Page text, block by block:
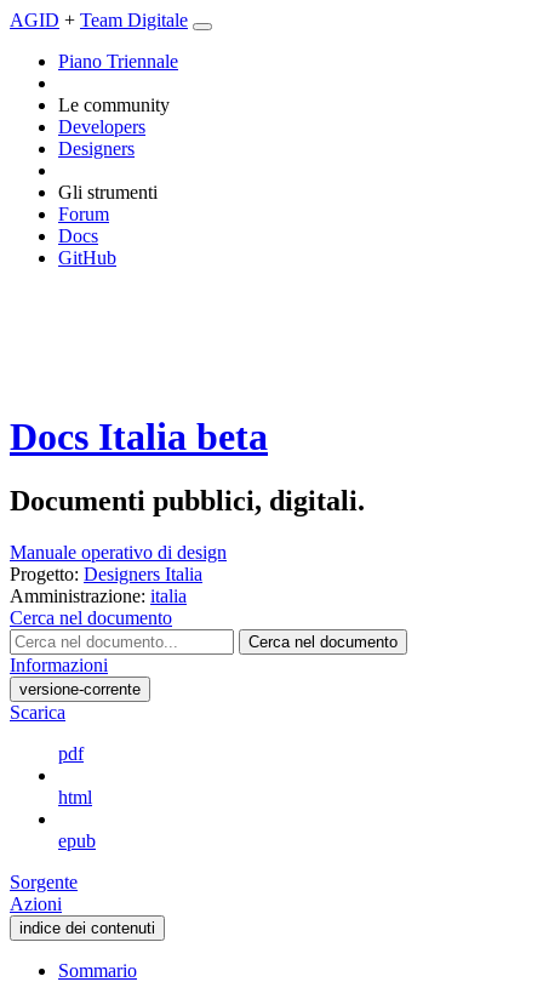
AGID + Team Digitale
Piano Triennale
Le community
Developers
Designers
Gli strumenti
Forum
Docs
GitHub
Docs Italia beta
Documenti pubblici, digitali.
Manuale operativo di design
Progetto: Designers Italia
Amministrazione: italia
Cerca nel documento
Cerca nel documento
Informazioni
versione-corrente
Scarica
pdf
html
epub
Sorgente
Azioni
indice dei contenuti
Sommario